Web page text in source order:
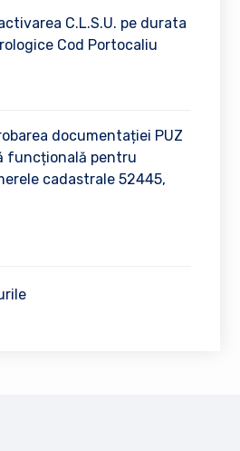
C.L.S.U. pe durata
Cod Portocaliu
documentației PUZ
funcțională pentru
cadastrale 52445,